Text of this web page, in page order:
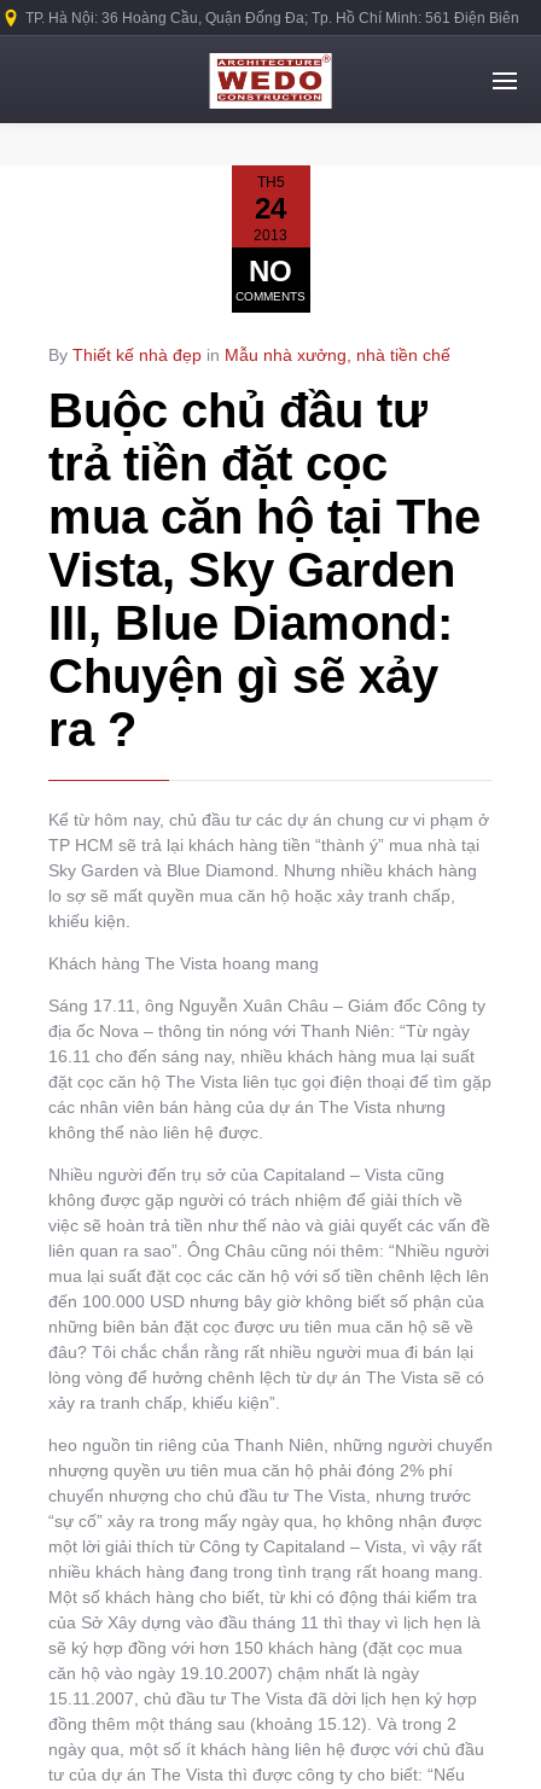
TP. Hà Nội: 36 Hoàng Cầu, Quận Đống Đa; Tp. Hồ Chí Minh: 561 Điện Biên
TH5
24
2013
NO
COMMENTS
By Thiết kế nhà đẹp in Mẫu nhà xưởng, nhà tiền chế
Buộc chủ đầu tư
trả tiền đặt cọc
mua căn hộ tại The
Vista, Sky Garden
III, Blue Diamond:
Chuyện gì sẽ xảy
ra ?
Kể từ hôm nay, chủ đầu tư các dự án chung cư vi phạm ở
TP HCM sẽ trả lại khách hàng tiền “thành ý” mua nhà tại
Sky Garden và Blue Diamond. Nhưng nhiều khách hàng
lo sợ sẽ mất quyền mua căn hộ hoặc xảy tranh chấp,
khiếu kiện.
Khách hàng The Vista hoang mang
Sáng 17.11, ông Nguyễn Xuân Châu – Giám đốc Công ty
địa ốc Nova – thông tin nóng với Thanh Niên: “Từ ngày
16.11 cho đến sáng nay, nhiều khách hàng mua lại suất
đặt cọc căn hộ The Vista liên tục gọi điện thoại để tìm gặp
các nhân viên bán hàng của dự án The Vista nhưng
không thể nào liên hệ được.
Nhiều người đến trụ sở của Capitaland – Vista cũng
không được gặp người có trách nhiệm để giải thích về
việc sẽ hoàn trả tiền như thế nào và giải quyết các vấn đề
liên quan ra sao”. Ông Châu cũng nói thêm: “Nhiều người
mua lại suất đặt cọc các căn hộ với số tiền chênh lệch lên
đến 100.000 USD nhưng bây giờ không biết số phận của
những biên bản đặt cọc được ưu tiên mua căn hộ sẽ về
đâu? Tôi chắc chắn rằng rất nhiều người mua đi bán lại
lòng vòng để hưởng chênh lệch từ dự án The Vista sẽ có
xảy ra tranh chấp, khiếu kiện”.
heo nguồn tin riêng của Thanh Niên, những người chuyển
nhượng quyền ưu tiên mua căn hộ phải đóng 2% phí
chuyển nhượng cho chủ đầu tư The Vista, nhưng trước
“sự cố” xảy ra trong mấy ngày qua, họ không nhận được
một lời giải thích từ Công ty Capitaland – Vista, vì vậy rất
nhiều khách hàng đang trong tình trạng rất hoang mang.
Một số khách hàng cho biết, từ khi có động thái kiểm tra
của Sở Xây dựng vào đầu tháng 11 thì thay vì lịch hẹn là
sẽ ký hợp đồng với hơn 150 khách hàng (đặt cọc mua
căn hộ vào ngày 19.10.2007) chậm nhất là ngày
15.11.2007, chủ đầu tư The Vista đã dời lịch hẹn ký hợp
đồng thêm một tháng sau (khoảng 15.12). Và trong 2
ngày qua, một số ít khách hàng liên hệ được với chủ đầu
tư của dự án The Vista thì được công ty cho biết: “Nếu